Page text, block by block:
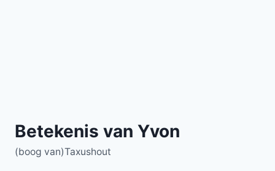
Betekenis van Yvon
(boog van)Taxushout